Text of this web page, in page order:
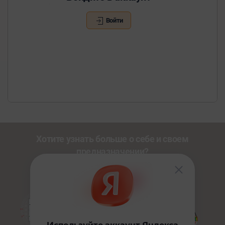
Войти
Познакомьтесь с другими нашими сервисами со
по промокоду